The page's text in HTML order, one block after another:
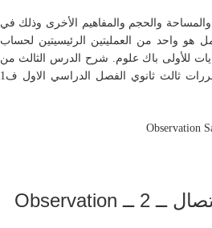
والحجم والمفاهيم الأخرى وذلك في
هو واحد من العمليتين الرئيسيتين لحساب
للأولى باك علوم. شرح الدرس الثالث من
الفصل الأول 3-1 الاتصال والنهايات من مادة الرياضيات 5 مقررات ثالث ثانوي الفصل الدراسي الاول ف1
ريض 101 الفصل الأول النهايات و الإتصال ــ 2 ــ Observation